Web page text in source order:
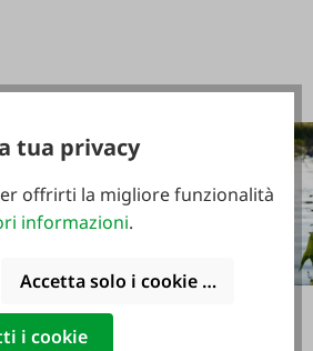
tua privacy
offrirti la migliore funzionalità
informazioni.
Accetta solo i cookie funzionali
i cookie